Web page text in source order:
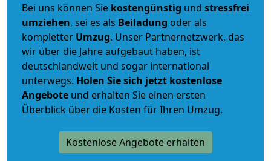
Bei uns können Sie kostengünstig und stressfrei
umziehen, sei es als Beiladung oder als
kompletter Umzug. Unser Partnernetzwerk, das
wir über die Jahre aufgebaut haben, ist
deutschlandweit und sogar international
unterwegs. Holen Sie sich jetzt kostenlose
Angebote und erhalten Sie einen ersten
Überblick über die Kosten für Ihren Umzug.
Kostenlose Angebote erhalten